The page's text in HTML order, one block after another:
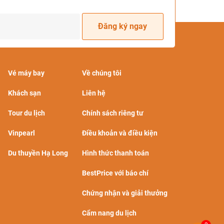
Đăng ký ngay
Vé máy bay
Khách sạn
Tour du lịch
Vinpearl
Du thuyền Hạ Long
Về chúng tôi
Liên hệ
Chính sách riêng tư
Điều khoản và điều kiện
Hình thức thanh toán
BestPrice với báo chí
Chứng nhận và giải thưởng
Cẩm nang du lịch